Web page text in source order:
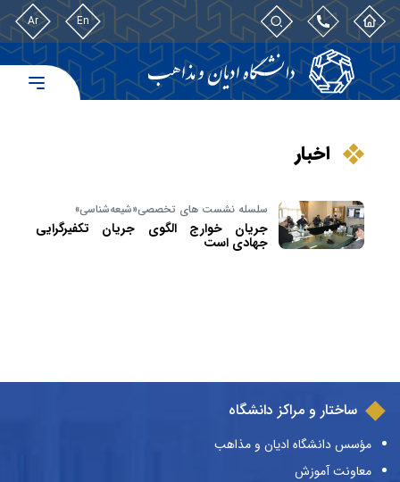
En
Ar
اخبار
سلسله نشست‌ های تخصصی«شیعه‌شناسی»
جریان خوارج الگوی جریان تکفیرگرایی
جهادی است
ساختار و مراکز دانشگاه
مؤسس دانشگاه ادیان و مذاهب
معاونت آموزش